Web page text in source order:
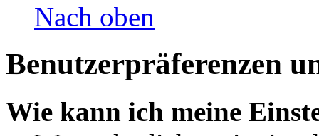
Nach oben
Benutzerpräferenzen
Wie kann ich meine